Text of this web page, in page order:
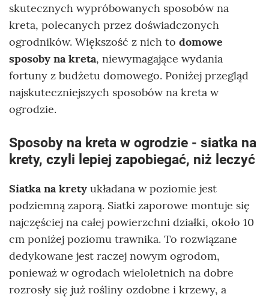
skutecznych wypróbowanych sposobów na
kreta, polecanych przez doświadczonych
ogrodników. Większość z nich to domowe
sposoby na kreta, niewymagające wydania
fortuny z budżetu domowego. Poniżej przegląd
najskuteczniejszych sposobów na kreta w
ogrodzie.
Sposoby na kreta w ogrodzie - siatka na
krety, czyli lepiej zapobiegać, niż leczyć
Siatka na krety układana w poziomie jest
podziemną zaporą. Siatki zaporowe montuje się
najczęściej na całej powierzchni działki, około 10
cm poniżej poziomu trawnika. To rozwiązane
dedykowane jest raczej nowym ogrodom,
ponieważ w ogrodach wieloletnich na dobre
rozrosły się już rośliny ozdobne i krzewy, a